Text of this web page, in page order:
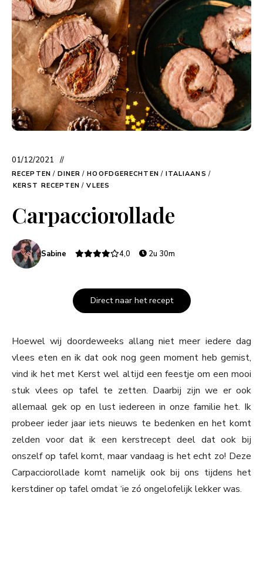
01/12/2021
RECEPTEN / DINER / HOOFDGERECHTEN / ITALIAANS /
KERST RECEPTEN / VLEES
Carpacciorollade
Sabine 4,0 2u 30m
Direct naar het recept
Hoewel wij doordeweeks allang niet meer iedere dag
vlees eten en ik dat ook nog geen moment heb gemist,
vind ik het met Kerst wel altijd een feestje om een mooi
stuk vlees op tafel te zetten. Daarbij zijn we er ook
allemaal gek op en lust iedereen in onze familie het. Ik
probeer ieder jaar iets nieuws te bedenken en het komt
zelden voor dat ik een kerstrecept deel dat ook bij
onszelf op tafel komt, maar vandaag is het echt zo! Deze
Carpacciorollade komt namelijk ook bij ons tijdens het
kerstdiner op tafel omdat ‘ie zó ongelofelijk lekker was.